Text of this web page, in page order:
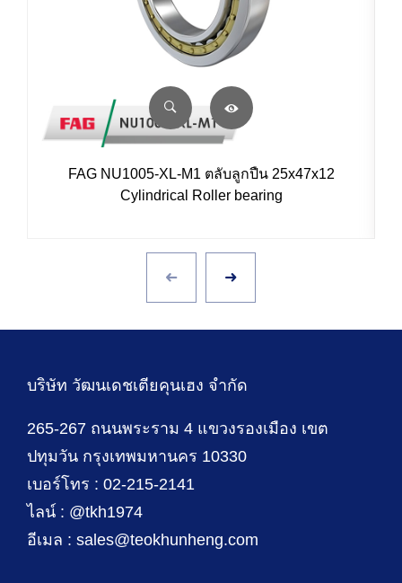
FAG NU1005-XL-M1 ตลับลูกปืน 25x47x12
Cylindrical Roller bearing
บริษัท วัฒนเดชเตียคุนเฮง จำกัด
265-267 ถนนพระราม 4 แขวงรองเมือง เขต
ปทุมวัน กรุงเทพมหานคร 10330
เบอร์โทร : 02-215-2141
ไลน์ : @tkh1974
อีเมล : sales@teokhunheng.com